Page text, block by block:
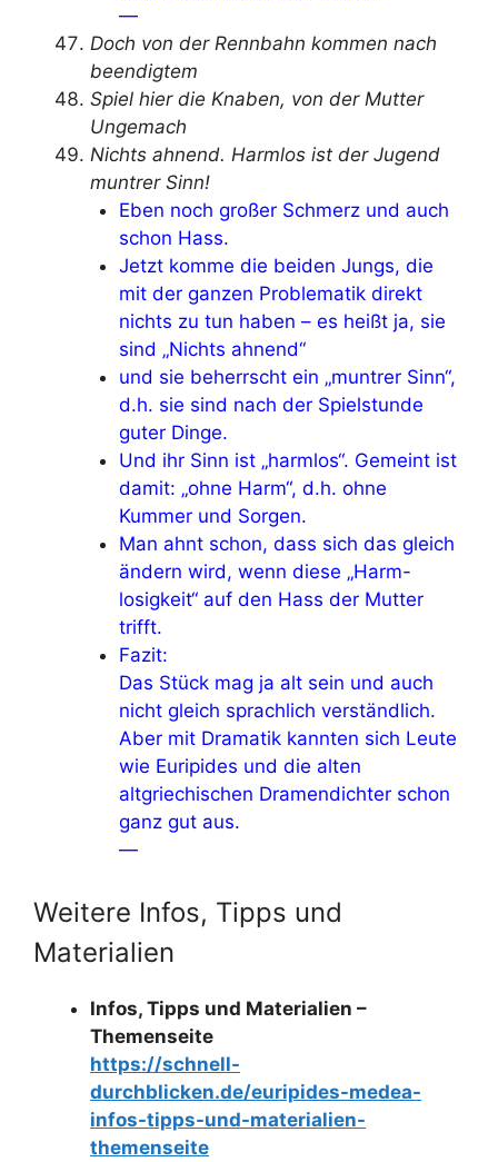
—
Doch von der Rennbahn kommen nach
beendigtem
Spiel hier die Knaben, von der Mutter
Ungemach
Nichts ahnend. Harmlos ist der Jugend
muntrer Sinn!
Eben noch großer Schmerz und auch
schon Hass.
Jetzt komme die beiden Jungs, die
mit der ganzen Problematik direkt
nichts zu tun haben – es heißt ja, sie
sind „Nichts ahnend“
und sie beherrscht ein „muntrer Sinn“,
d.h. sie sind nach der Spielstunde
guter Dinge.
Und ihr Sinn ist „harmlos“. Gemeint ist
damit: „ohne Harm“, d.h. ohne
Kummer und Sorgen.
Man ahnt schon, dass sich das gleich
ändern wird, wenn diese „Harm-
losigkeit“ auf den Hass der Mutter
trifft.
Fazit:
Das Stück mag ja alt sein und auch
nicht gleich sprachlich verständlich.
Aber mit Dramatik kannten sich Leute
wie Euripides und die alten
altgriechischen Dramendichter schon
ganz gut aus.
—
Weitere Infos, Tipps und
Materialien
Infos, Tipps und Materialien –
Themenseite
https://schnell-
durchblicken.de/euripides-medea-
infos-tipps-und-materialien-
themenseite